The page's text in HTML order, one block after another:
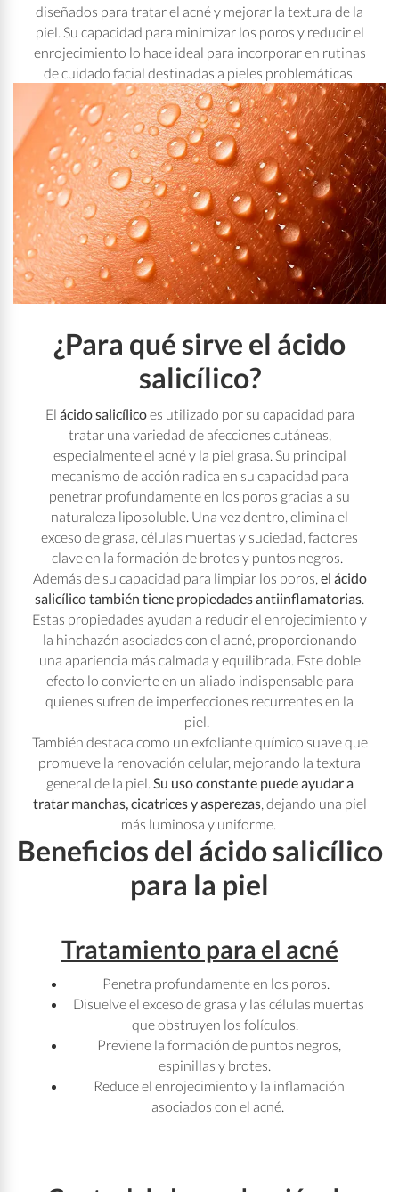
diseñados para tratar el acné y mejorar la textura de la
piel. Su capacidad para minimizar los poros y reducir el
enrojecimiento lo hace ideal para incorporar en rutinas
de cuidado facial destinadas a pieles problemáticas.
¿Para qué sirve el ácido
salicílico?
El ácido salicílicoes utilizado por su capacidad para
tratar una variedad de afecciones cutáneas,
especialmente el acné y la piel grasa. Su principal
mecanismo de acción radica en su capacidad para
penetrar profundamente en los poros gracias a su
naturaleza liposoluble. Una vez dentro, elimina el
exceso de grasa, células muertas y suciedad, factores
clave en la formación de brotes y puntos negros.
Además de su capacidad para limpiar los poros, el ácido
salicílico también tiene propiedades antiinflamatorias.
Estas propiedades ayudan a reducir el enrojecimiento y
la hinchazón asociados con el acné, proporcionando
una apariencia más calmada y equilibrada. Este doble
efecto lo convierte en un aliado indispensable para
quienes sufren de imperfecciones recurrentes en la
piel.
También destaca como un exfoliante químico suave que
promueve la renovación celular, mejorando la textura
general de la piel. Su uso constante puede ayudar a
tratar manchas, cicatrices y asperezas, dejando una piel
más luminosa y uniforme.
Beneficios del ácido salicílico
para la piel
Tratamiento para el acné
Penetra profundamente en los poros.
Disuelve el exceso de grasa y las células muertas
que obstruyen los folículos.
Previene la formación de puntos negros,
espinillas y brotes.
Reduce el enrojecimiento y la inflamación
asociados con el acné.